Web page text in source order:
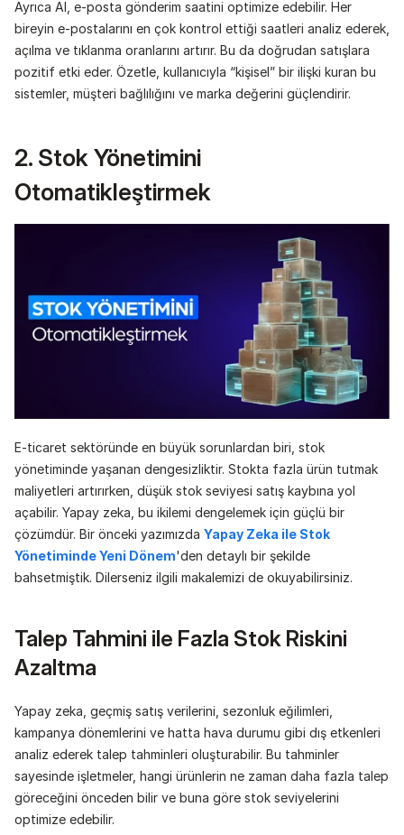
Ayrıca AI, e-posta gönderim saatini optimize edebilir. Her
bireyin e-postalarını en çok kontrol ettiği saatleri analiz ederek,
açılma ve tıklanma oranlarını artırır. Bu da doğrudan satışlara
pozitif etki eder. Özetle, kullanıcıyla “kişisel” bir ilişki kuran bu
sistemler, müşteri bağlılığını ve marka değerini güçlendirir.
2. Stok Yönetimini
Otomatikleştirmek
E-ticaret sektöründe en büyük sorunlardan biri, stok
yönetiminde yaşanan dengesizliktir. Stokta fazla ürün tutmak
maliyetleri artırırken, düşük stok seviyesi satış kaybına yol
açabilir. Yapay zeka, bu ikilemi dengelemek için güçlü bir
çözümdür. Bir önceki yazımızda Yapay Zeka ile Stok
Yönetiminde Yeni Dönem'den detaylı bir şekilde
bahsetmiştik. Dilerseniz ilgili makalemizi de okuyabilirsiniz.
Talep Tahmini ile Fazla Stok Riskini
Azaltma
Yapay zeka, geçmiş satış verilerini, sezonluk eğilimleri,
kampanya dönemlerini ve hatta hava durumu gibi dış etkenleri
analiz ederek talep tahminleri oluşturabilir. Bu tahminler
sayesinde işletmeler, hangi ürünlerin ne zaman daha fazla talep
göreceğini önceden bilir ve buna göre stok seviyelerini
optimize edebilir.